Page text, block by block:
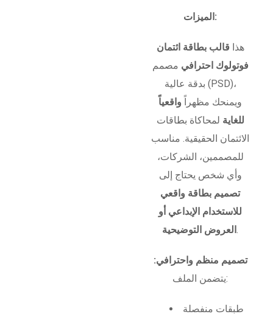
الميزات:
هذا قالب بطاقة ائتمان
فوتولوك احترافي مصمم
بدقة عالية (PSD)،
ويمنحك مظهراً واقعياً
للغاية لمحاكاة بطاقات
الائتمان الحقيقية. مناسب
للمصممين، الشركات،
وأي شخص يحتاج إلى
تصميم بطاقة واقعي
للاستخدام الإبداعي أو
العروض التوضيحية .
تصميم منظم واحترافي:
يتضمن الملف:
طبقات منفصلة